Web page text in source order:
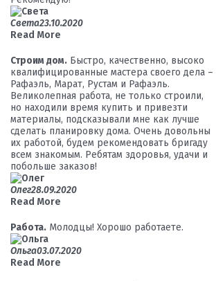
Света23.10.2020
Read More
Строим дом. Быстро, качественно, высоко
квалифицированные мастера своего дела –
Рафаэль, Марат, Рустам и Рафаэль.
Великолепная работа, не только строили,
но находили время купить и привезти
материалы, подсказывали мне как лучше
сделать планировку дома. Очень довольны
их работой, будем рекомендовать бригаду
всем знакомым. Ребятам здоровья, удачи и
побольше заказов!
Олег28.09.2020
Read More
Работа. Молодцы! Хорошо работаете.
Ольга03.07.2020
Read More